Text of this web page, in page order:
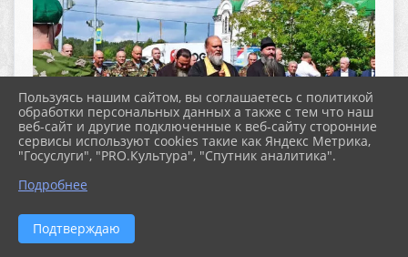
Пользуясь нашим сайтом, вы соглашаетесь с политикой
обработки персональных данных а также с тем что наш
веб-сайт и другие подключенные к веб-сайту сторонние
сервисы используют cookies такие как Яндекс Метрика,
"Госуслуги", "PRO.Культура", "Спутник аналитика".
Подробнее
Подтверждаю